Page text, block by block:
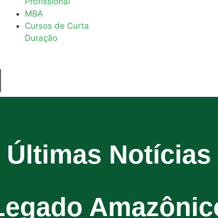
MBA
Cursos de Curta
Duração
Últimas Notícias